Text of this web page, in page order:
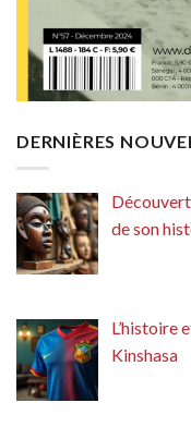
DERNIÈRES
de son
L’histoire
Kinshasa